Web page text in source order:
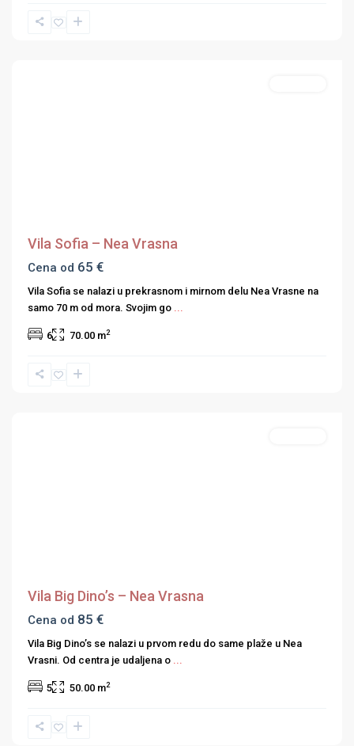
Strimonski
Vila Sofia – Nea Vrasna
Cena od 65 €
Vila Sofia se nalazi u prekrasnom i mirnom delu Nea Vrasne na
samo 70 m od mora. Svojim go ...
6 70.00 m2
Nea
Strimonski
Vila Big Dino’s – Nea Vrasna
Cena od 85 €
Vila Big Dino’s se nalazi u prvom redu do same plaže u Nea
Vrasni. Od centra je udaljena o ...
5 50.00 m2
Nea
Strimonski